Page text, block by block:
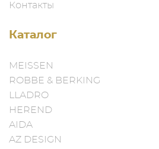
Контакты
Каталог
MEISSEN
ROBBE & BERKING
LLADRO
HEREND
AIDA
AZ DESIGN